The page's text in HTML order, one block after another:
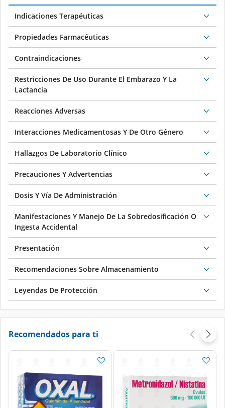
Indicaciones Terapéuticas
Propiedades Farmacéuticas
Contraindicaciones
Restricciones De Uso Durante El Embarazo Y La
Lactancia
Reacciones Adversas
Interacciones Medicamentosas Y De Otro Género
Hallazgos De Laboratorio Clínico
Precauciones Y Advertencias
Dosis Y Vía De Administración
Manifestaciones Y Manejo De La Sobredosificación O
Ingesta Accidental
Presentación
Recomendaciones Sobre Almacenamiento
Leyendas De Protección
Recomendados para ti